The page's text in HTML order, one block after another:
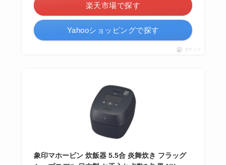
楽天市場で探す
Yahooショッピングで探す
ポチップ
象印マホービン 炊飯器 5.5合 炎舞炊き フラッグ